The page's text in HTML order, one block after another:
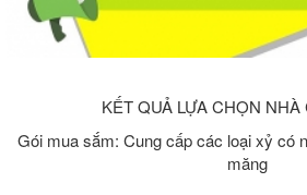
KẾT QUẢ LỰA CHỌN
Gói mua sắm: Cung cấp các loại xỷ có
măng